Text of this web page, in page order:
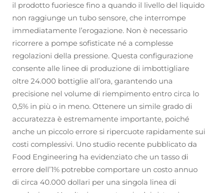
il prodotto fuoriesce fino a quando il livello del liquido
non raggiunge un tubo sensore, che interrompe
immediatamente l’erogazione. Non è necessario
ricorrere a pompe sofisticate né a complesse
regolazioni della pressione. Questa configurazione
consente alle linee di produzione di imbottigliare
oltre 24.000 bottiglie all’ora, garantendo una
precisione nel volume di riempimento entro circa lo
0,5% in più o in meno. Ottenere un simile grado di
accuratezza è estremamente importante, poiché
anche un piccolo errore si ripercuote rapidamente sui
costi complessivi. Uno studio recente pubblicato da
Food Engineering ha evidenziato che un tasso di
errore dell’1% potrebbe comportare un costo annuo
di circa 40.000 dollari per una singola linea di